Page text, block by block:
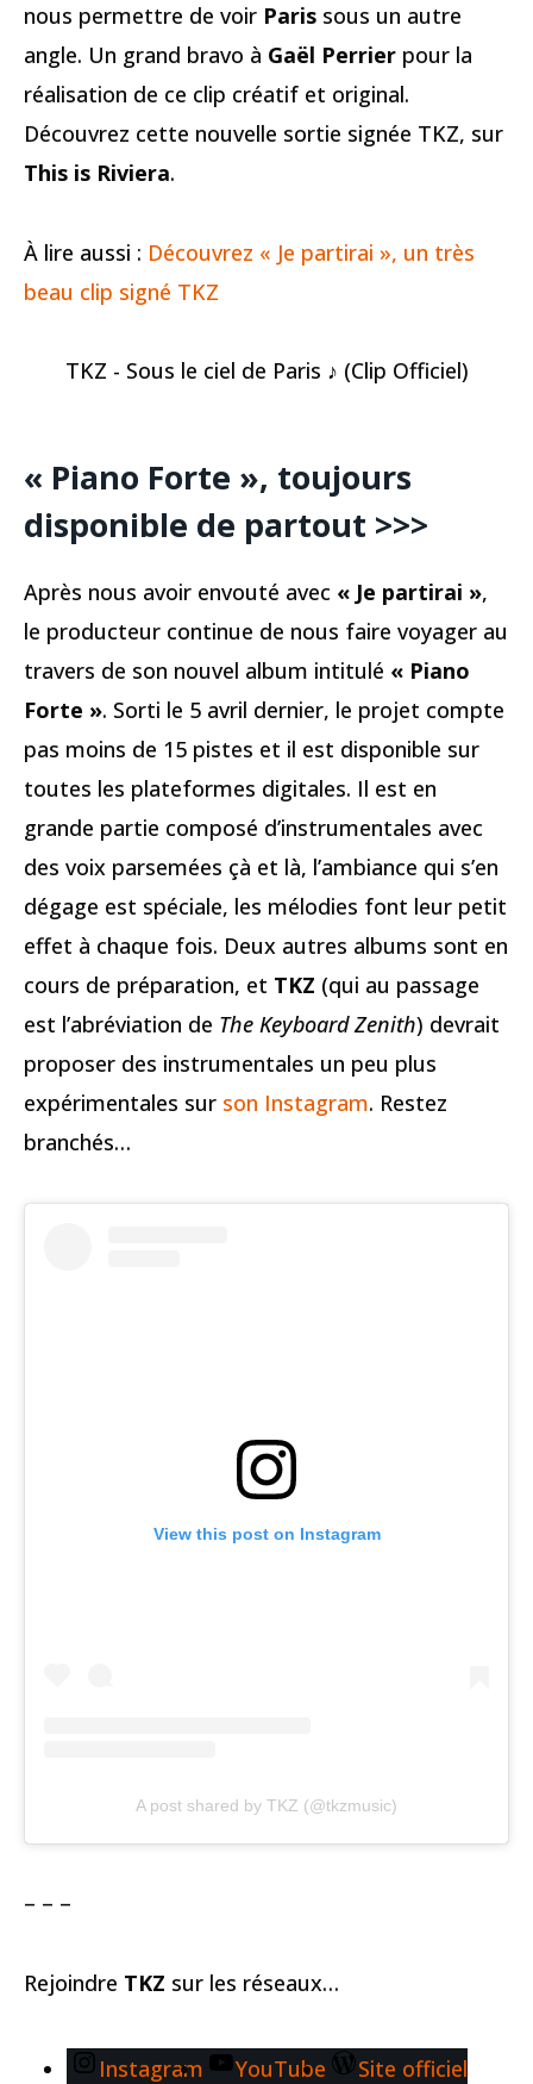
nous permettre de voir Paris sous un autre
angle. Un grand bravo à Gaël Perrier pour la
réalisation de ce clip créatif et original.
Découvrez cette nouvelle sortie signée TKZ, sur
This is Riviera.
À lire aussi : Découvrez « Je partirai », un très
beau clip signé TKZ
TKZ - Sous le ciel de Paris ♪ (Clip Officiel)
« Piano Forte », toujours
disponible de partout >>>
Après nous avoir envouté avec « Je partirai »,
le producteur continue de nous faire voyager au
travers de son nouvel album intitulé « Piano
Forte ». Sorti le 5 avril dernier, le projet compte
pas moins de 15 pistes et il est disponible sur
toutes les plateformes digitales. Il est en
grande partie composé d’instrumentales avec
des voix parsemées çà et là, l’ambiance qui s’en
dégage est spéciale, les mélodies font leur petit
effet à chaque fois. Deux autres albums sont en
cours de préparation, et TKZ (qui au passage
est l’abréviation de The Keyboard Zenith) devrait
proposer des instrumentales un peu plus
expérimentales sur son Instagram. Restez
branchés…
View this post on Instagram
A post shared by TKZ (@tkzmusic)
– – –
Rejoindre TKZ sur les réseaux…
Instagram YouTube Site officiel